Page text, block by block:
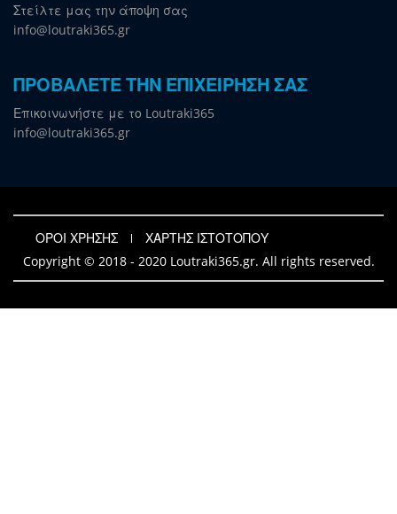
Στείλτε μας την άποψη σας
info@loutraki365.gr
ΠΡΟΒΑΛΕΤΕ ΤΗΝ ΕΠΙΧΕΙΡΗΣΗ ΣΑΣ
Επικοινωνήστε με το Loutraki365
info@loutraki365.gr
ΟΡΟΙ ΧΡΗΣΗΣ
ΧΑΡΤΗΣ ΙΣΤΟΤΟΠΟΥ
Copyright © 2018 - 2020 Loutraki365.gr. All rights reserved.